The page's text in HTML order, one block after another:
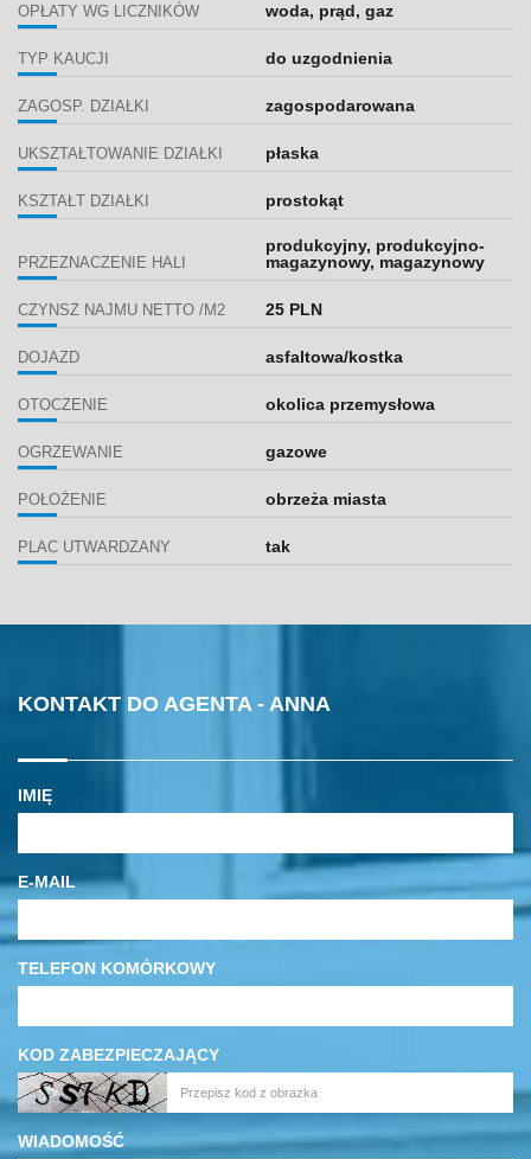
OPŁATY WG LICZNIKÓW woda, prąd, gaz
TYP KAUCJI do uzgodnienia
ZAGOSP. DZIAŁKI zagospodarowana
UKSZTAŁTOWANIE DZIAŁKI płaska
KSZTAŁT DZIAŁKI prostokąt
PRZEZNACZENIE HALI
produkcyjny, produkcyjno-
magazynowy, magazynowy
CZYNSZ NAJMU NETTO /M2 25 PLN
DOJAZD asfaltowa/kostka
OTOCZENIE okolica przemysłowa
OGRZEWANIE gazowe
POŁOŻENIE obrzeża miasta
PLAC UTWARDZANY tak
KONTAKT DO AGENTA - ANNA
IMIĘ
E-MAIL
TELEFON KOMÓRKOWY
KOD ZABEZPIECZAJĄCY
WIADOMOŚĆ